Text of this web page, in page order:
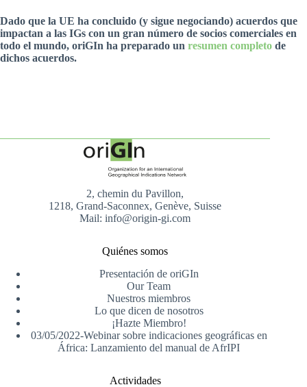
Dado que la UE ha concluido (y sigue negociando) acuerdos que
impactan a las IGs con un gran número de socios comerciales en
todo el mundo, oriGIn ha preparado un resumen completo de
dichos acuerdos.
2, chemin du Pavillon,
1218, Grand-Saconnex, Genève, Suisse
Mail: info@origin-gi.com
Quiénes somos
Presentación de oriGIn
Our Team
Nuestros miembros
Lo que dicen de nosotros
¡Hazte Miembro!
03/05/2022-Webinar sobre indicaciones geográficas en
África: Lanzamiento del manual de AfrIPI
Actividades